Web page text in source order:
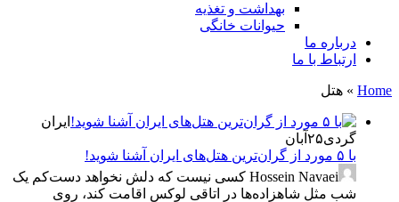
بهداشت و تغذیه
حیوانات خانگی
درباره ما
ارتباط با ما
Home
» هتل
ایران
گردی۲۵ آبان
با ۵ مورد از گران‌ترین هتل‌های ایران آشنا شوید!
Hossein Navaei کسی نیست که دلش نخواهد دست‌کم یک
شب مثل شاهزاده‌ها در اتاقی لوکس اقامت کند، روی